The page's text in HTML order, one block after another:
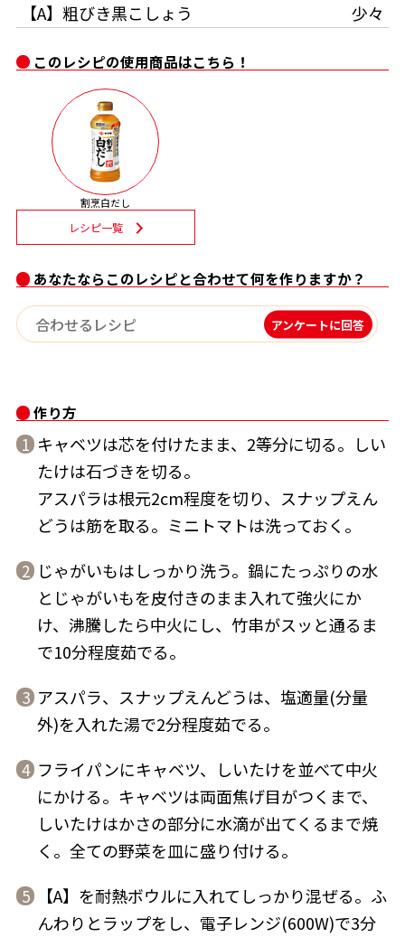
楽チン屋®
新鮮一番 『氷熟®』
『踊り節』
鰹節屋の
だしパック
だし粉
商品情報一覧
おすすめサイト
割烹白だしレシピ特集
だし巻き卵特集
かつおだしが決め手！簡単茶碗蒸し
このレシピの使用商品はこちら！
割烹白だし
レシピ一覧
あなたならこのレシピと合わせて何を作りますか？
アンケートに回答
作り方
1 キャベツは芯を付けたまま、2等分に切る。しい
たけは石づきを切る。
アスパラは根元2cm程度を切り、スナップえん
どうは筋を取る。ミニトマトは洗っておく。
2 じゃがいもはしっかり洗う。鍋にたっぷりの水
とじゃがいもを皮付きのまま入れて強火にか
け、沸騰したら中火にし、竹串がスッと通るま
で10分程度茹でる。
3 アスパラ、スナップえんどうは、塩適量(分量
外)を入れた湯で2分程度茹でる。
4 フライパンにキャベツ、しいたけを並べて中火
にかける。キャベツは両面焦げ目がつくまで、
しいたけはかさの部分に水滴が出てくるまで焼
く。全ての野菜を皿に盛り付ける。
5
【A】を耐熱ボウルに入れてしっかり混ぜる。ふ
んわりとラップをし、電子レンジ(600W)で3分
【A】粗びき黒こしょう
少々